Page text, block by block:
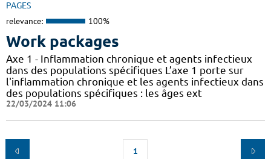
PAGES
relevance: 100%
Work packages
Axe 1 - Inflammation chronique et agents infectieux
dans des populations spécifiques L’axe 1 porte sur
l'inflammation chronique et les agents infectieux dans
des populations spécifiques : les âges ext
22/03/2024 11:06
1